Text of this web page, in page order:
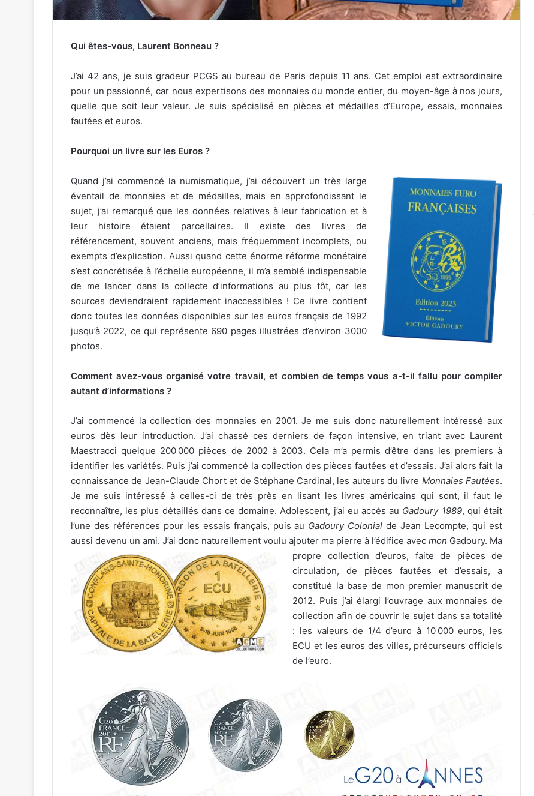
Qui êtes-vous, Laurent Bonneau ?
J’ai 42 ans, je suis gradeur PCGS au bureau de Paris depuis 11 ans. Cet emploi est extraordinaire
pour un passionné, car nous expertisons des monnaies du monde entier, du moyen-âge à nos jours,
quelle que soit leur valeur. Je suis spécialisé en pièces et médailles d’Europe, essais, monnaies
fautées et euros.
Pourquoi un livre sur les Euros ?
Quand j’ai commencé la numismatique, j’ai découvert un très large
éventail de monnaies et de médailles, mais en approfondissant le
sujet, j’ai remarqué que les données relatives à leur fabrication et à
leur histoire étaient parcellaires. Il existe des livres de
référencement, souvent anciens, mais fréquemment incomplets, ou
exempts d’explication. Aussi quand cette énorme réforme monétaire
s’est concrétisée à l’échelle européenne, il m’a semblé indispensable
de me lancer dans la collecte d’informations au plus tôt, car les
sources deviendraient rapidement inaccessibles ! Ce livre contient
donc toutes les données disponibles sur les euros français de 1992
jusqu’à 2022, ce qui représente 690 pages illustrées d’environ 3000
photos.
Comment avez-vous organisé votre travail, et combien de temps vous a-t-il fallu pour compiler
autant d’informations ?
J’ai commencé la collection des monnaies en 2001. Je me suis donc naturellement intéressé aux
euros dès leur introduction. J’ai chassé ces derniers de façon intensive, en triant avec Laurent
Maestracci quelque 200 000 pièces de 2002 à 2003. Cela m’a permis d’être dans les premiers à
identifier les variétés. Puis j’ai commencé la collection des pièces fautées et d’essais. J’ai alors fait la
connaissance de Jean-Claude Chort et de Stéphane Cardinal, les auteurs du livre Monnaies Fautées.
Je me suis intéressé à celles-ci de très près en lisant les livres américains qui sont, il faut le
reconnaître, les plus détaillés dans ce domaine. Adolescent, j’ai eu accès au Gadoury 1989, qui était
l’une des références pour les essais français, puis au Gadoury Colonial de Jean Lecompte, qui est
aussi devenu un ami. J’ai donc naturellement voulu ajouter ma pierre à l’édifice avec mon Gadoury. Ma
propre collection d’euros, faite de pièces de
circulation, de pièces fautées et d’essais, a
constitué la base de mon premier manuscrit de
2012. Puis j’ai élargi l’ouvrage aux monnaies de
collection afin de couvrir le sujet dans sa totalité
: les valeurs de 1/4 d’euro à 10 000 euros, les
ECU et les euros des villes, précurseurs officiels
de l’euro.